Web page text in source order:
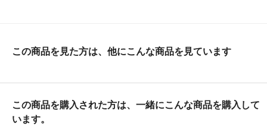
この商品を見た方は、他にこんな商品を見ています
この商品を購入された方は、一緒にこんな商品を購入して
います。